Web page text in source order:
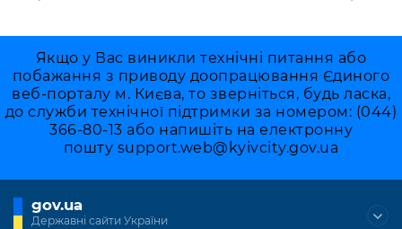
Якщо у Вас виникли технічні питання або
побажання з приводу доопрацювання Єдиного
веб-порталу м. Києва, то зверніться, будь ласка,
до служби технічної підтримки за номером: (044)
366-80-13 або напишіть на електронну
пошту support.web@kyivcity.gov.ua
gov.ua
Державні сайти України